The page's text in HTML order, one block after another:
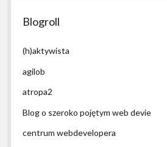
Blogroll
(h)aktywista
agilob
atropa2
Blog o szeroko pojętym web devie
centrum webdevelopera